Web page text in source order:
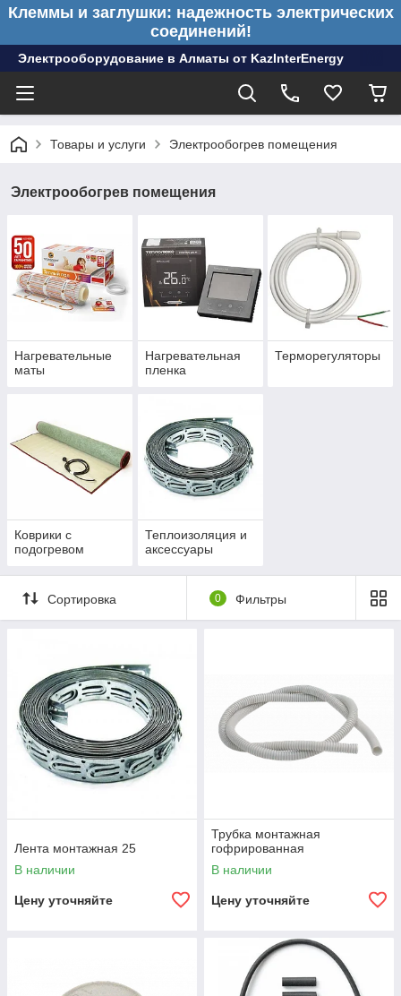
Клеммы и заглушки: надежность электрических
соединений!
Электрооборудование в Алматы от KazInterEnergy
Товары и услуги Электрообогрев помещения
Электрообогрев помещения
Нагревательные
маты
Нагревательная
пленка
Терморегуляторы
Коврики с
подогревом
Теплоизоляция и
аксессуары
Сортировка 0 Фильтры
Лента монтажная 25
В наличии
Цену уточняйте
Трубка монтажная
гофрированная
В наличии
Цену уточняйте